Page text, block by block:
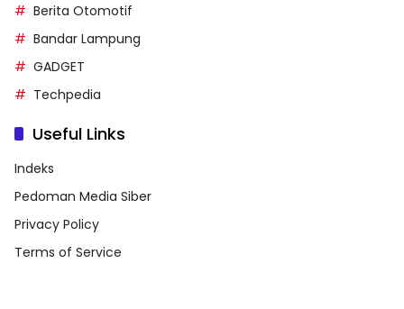
Berita Otomotif
Bandar Lampung
GADGET
Techpedia
Useful Links
Indeks
Pedoman Media Siber
Privacy Policy
Terms of Service